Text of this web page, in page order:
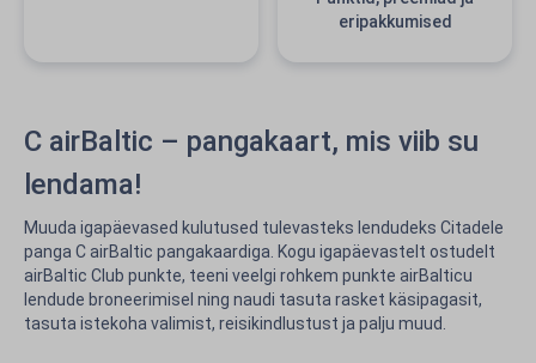
eripakkumised
C airBaltic – pangakaart, mis viib su
lendama!
Muuda igapäevased kulutused tulevasteks lendudeks Citadele
panga C airBaltic pangakaardiga. Kogu igapäevastelt ostudelt
airBaltic Club punkte, teeni veelgi rohkem punkte airBalticu
lendude broneerimisel ning naudi tasuta rasket käsipagasit,
tasuta istekoha valimist, reisikindlustust ja palju muud.